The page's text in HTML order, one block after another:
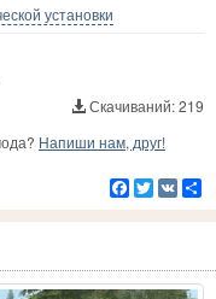
установки
Скачиваний: 219
Напиши нам, друг!
Facebook
Twitter
VK